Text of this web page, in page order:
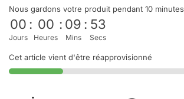
Nous gardons votre produit pendant 10 minutes
00
Jours
: 00
Heures
: 09
Mins
: 53
Secs
Cet article vient d'être réapprovisionné